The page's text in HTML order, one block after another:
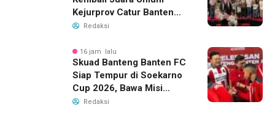
Kejurprov Catur Banten
2026, Raih 24 Medali
Redaksi
16 jam lalu
Skuad Banteng Banten FC
Siap Tempur di Soekarno
Cup 2026, Bawa Misi
Harumkan Nama Banten
Redaksi